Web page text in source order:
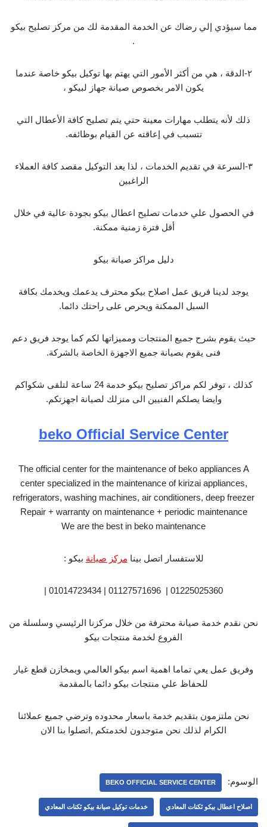
مما سيؤدي إلي رضاك عن الخدمة المقدمة لك من مركز تصليح بيكو
.
٢-الدقة ، هي من أكثر الأمور التي يهتم بها توكيل بيكو خاصة عندما
يكون الامر بخصوص صيانة جهاز لبيكو ،
ذلك لأنه يتطلب مهارات معينة حتي يتم تصليح كافة الأعطال التي
تتسبب في إعاقته عن القيام بوظائفه.
٣-السرعة في تقديم الخدمات ، لذا يعد التوكيل مقصد كافة العملاء
الراغبين
في الحصول علي خدمات تصليح اعطال بيكو بجودة عالية في خلال
أقل فترة زمنية ممكنة.
دليل مراكز صيانة بيكو
يوجد لدينا فريق عمل اصلاح بيكو محترف يدعمك ويخدمك بكافة
السبل الممكنة ويحرص على راحتك دائما.
حيث يقوم بشرح جميع المنتجات ومميزاتها لكم كما يوجد فريق دعم
فنى يقوم بصيانة جميع الاجهزة الخاصة بالشركة.
كذلك ، توفر لكم مراكز تصليح بيكو خدمة 24 ساعة لتلقى شكواكم
وايضا يصلكم الفنيين الى منزلك لصيانة اجهزتكم.
beko Official Service Center
The official center for the maintenance of beko appliances A
center specialized in the maintenance of kirizai appliances,
refrigerators, washing machines, air conditioners, deep freezer
Repair + warranty on maintenance + periodic maintenance
We are the best in beko maintenance
للاستفسار اتصل بينا مركز صيانة بيكو :
01225025360 | 01127571696 | 01014723434 |
نحن نقدم خدمة صيانة محترفة من خلال مركزنا الرئيسي وسلسلة من
الفروع لخدمة منتجات بيكو
وفريق عمل يعي تماما اهمية اسم بيكو العالمي وبمخازن قطع غيار
للحفاظ علي منتجات بيكو دائما بالمقدمة
نحن ملتزمون بتقديم خدمة باسعار محدوده وترضي جميع عملائنا
الكرام لذلك نحن متوجدون لخدمتكم ,اتصلوا بنا الان
الوسوم: BEKO OFFICIAL SERVICE CENTER
اصلاح اعطال بيكو ثكنات المعادي خدمات توكيل صيانة بيكو ثكنات المعادي